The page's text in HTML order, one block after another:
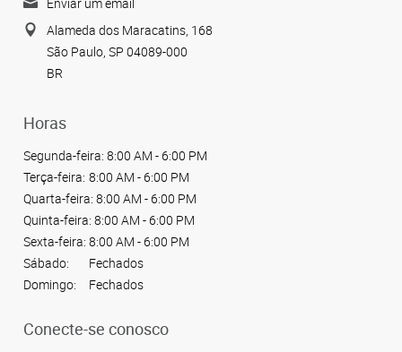
Alameda dos Maracatins, 168
São Paulo, SP 04089-000
BR
Horas
Segunda-feira: 8:00 AM - 6:00 PM
Terça-feira: 8:00 AM - 6:00 PM
Quarta-feira: 8:00 AM - 6:00 PM
Quinta-feira: 8:00 AM - 6:00 PM
Sexta-feira: 8:00 AM - 6:00 PM
Sábado:
Fechados
Domingo:
Fechados
Conecte-se conosco